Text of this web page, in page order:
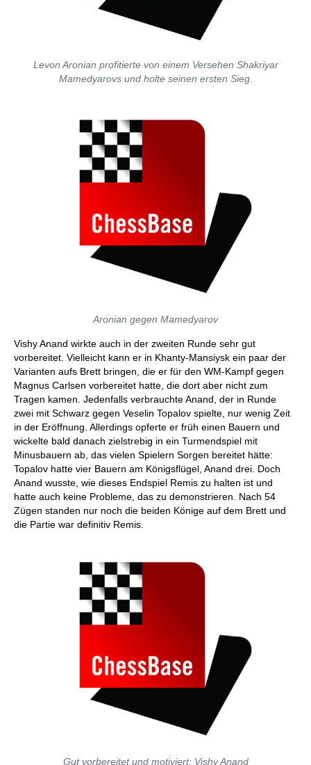
Levon Aronian profitierte von einem Versehen Shakriyar
Mamedyarovs und holte seinen ersten Sieg.
Aronian gegen Mamedyarov
Vishy Anand wirkte auch in der zweiten Runde sehr gut
vorbereitet. Vielleicht kann er in Khanty-Mansiysk ein paar der
Varianten aufs Brett bringen, die er für den WM-Kampf gegen
Magnus Carlsen vorbereitet hatte, die dort aber nicht zum
Tragen kamen. Jedenfalls verbrauchte Anand, der in Runde
zwei mit Schwarz gegen Veselin Topalov spielte, nur wenig Zeit
in der Eröffnung. Allerdings opferte er früh einen Bauern und
wickelte bald danach zielstrebig in ein Turmendspiel mit
Minusbauern ab, das vielen Spielern Sorgen bereitet hätte:
Topalov hatte vier Bauern am Königsflügel, Anand drei. Doch
Anand wusste, wie dieses Endspiel Remis zu halten ist und
hatte auch keine Probleme, das zu demonstrieren. Nach 54
Zügen standen nur noch die beiden Könige auf dem Brett und
die Partie war definitiv Remis.
Gut vorbereitet und motiviert: Vishy Anand